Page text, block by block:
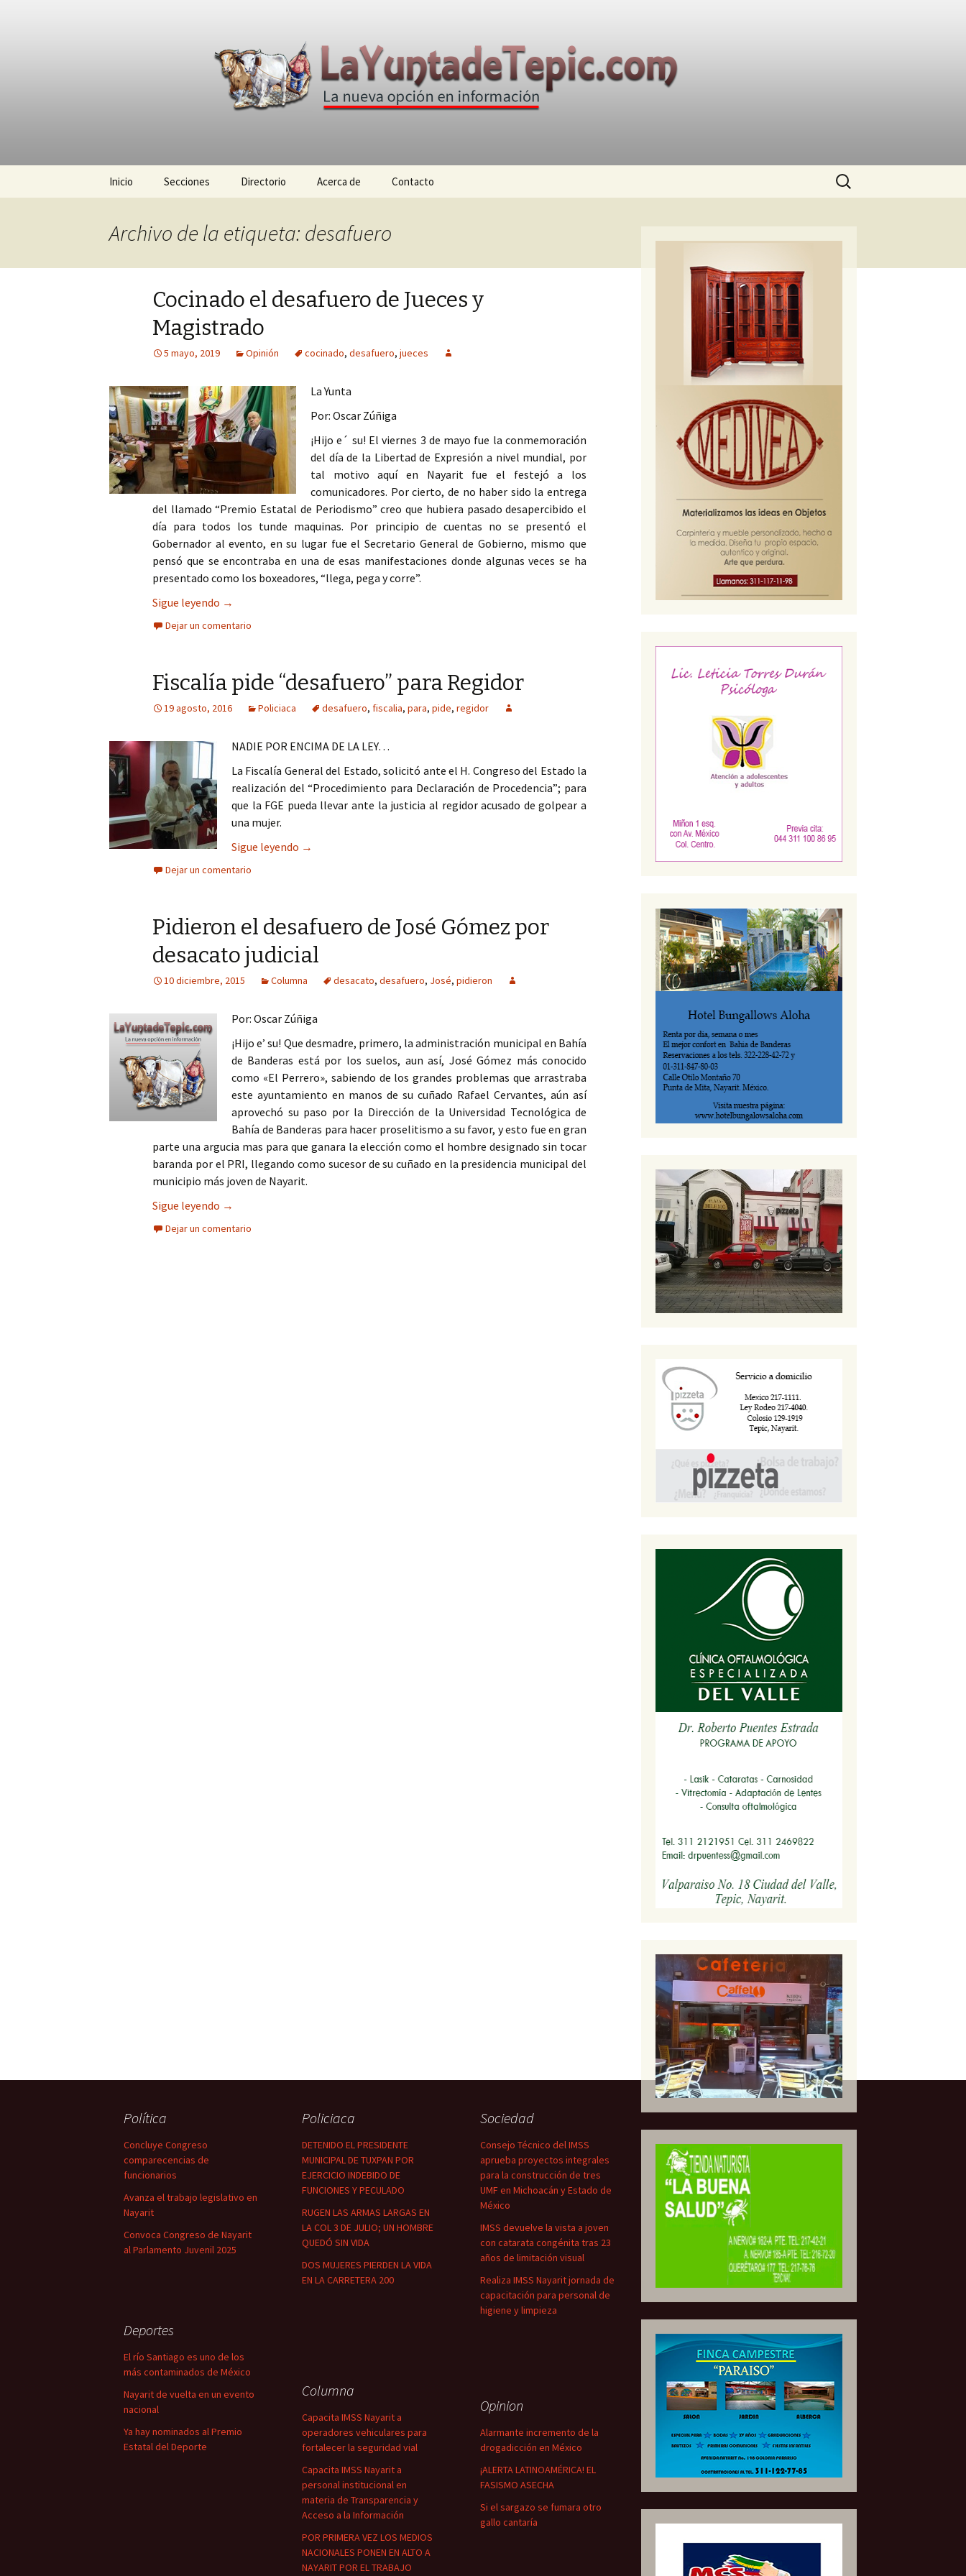
La Yunta de Tepic
Inicio Secciones
Deportes
Columna
Directorio Acerca de Contacto
Buscar:
Archivo de la etiqueta: desafuero
Cocinado el desafuero de Jueces y
Magistrado
5 mayo, 2019 Opinión cocinado, desafuero, jueces
La Yunta
Por: Oscar Zúñiga
¡Hijo e´ su! El viernes 3 de mayo fue la conmemoración
del día de la Libertad de Expresión a nivel mundial, por
tal motivo aquí en Nayarit fue el festejó a los
comunicadores. Por cierto, de no haber sido la entrega
del llamado “Premio Estatal de Periodismo” creo que hubiera pasado desapercibido el
día para todos los tunde maquinas. Por principio de cuentas no se presentó el
Gobernador al evento, en su lugar fue el Secretario General de Gobierno, mismo que
pensó que se encontraba en una de esas manifestaciones donde algunas veces se ha
presentado como los boxeadores, “llega, pega y corre”.
Sigue leyendo Cocinado el desafuero de Jueces y Magistrado
→
Dejar un comentario
Fiscalía pide “desafuero” para Regidor
19 agosto, 2016 Policiaca desafuero, fiscalia, para, pide, regidor
NADIE POR ENCIMA DE LA LEY…
La Fiscalía General del Estado, solicitó ante el H. Congreso del Estado la
realización del “Procedimiento para Declaración de Procedencia”; para
que la FGE pueda llevar ante la justicia al regidor acusado de golpear a
una mujer.
Sigue leyendo Fiscalía pide “desafuero” para Regidor
→
Dejar un comentario
Pidieron el desafuero de José Gómez por
desacato judicial
10 diciembre, 2015 Columna desacato, desafuero, José, pidieron
Por: Oscar Zúñiga
¡Hijo e’ su! Que desmadre, primero, la administración municipal en Bahía
de Banderas está por los suelos, aun así, José Gómez más conocido
como «El Perrero», sabiendo de los grandes problemas que arrastraba
este ayuntamiento en manos de su cuñado Rafael Cervantes, aún así
aprovechó su paso por la Dirección de la Universidad Tecnológica de
Bahía de Banderas para hacer proselitismo a su favor, y esto fue en gran
parte una argucia mas para que ganara la elección como el hombre designado sin tocar
baranda por el PRI, llegando como sucesor de su cuñado en la presidencia municipal del
municipio más joven de Nayarit.
Sigue leyendo Pidieron el desafuero de José Gómez por desacato judicial
→
Dejar un comentario
Política
Concluye Congreso
comparecencias de
funcionarios
Avanza el trabajo legislativo en
Nayarit
Convoca Congreso de Nayarit
al Parlamento Juvenil 2025
Policiaca
DETENIDO EL PRESIDENTE
MUNICIPAL DE TUXPAN POR
EJERCICIO INDEBIDO DE
FUNCIONES Y PECULADO
RUGEN LAS ARMAS LARGAS EN
LA COL 3 DE JULIO; UN HOMBRE
QUEDÓ SIN VIDA
DOS MUJERES PIERDEN LA VIDA
EN LA CARRETERA 200
Sociedad
Consejo Técnico del IMSS
aprueba proyectos integrales
para la construcción de tres
UMF en Michoacán y Estado de
México
IMSS devuelve la vista a joven
con catarata congénita tras 23
años de limitación visual
Realiza IMSS Nayarit jornada de
capacitación para personal de
higiene y limpieza
Deportes
El río Santiago es uno de los
más contaminados de México
Nayarit de vuelta en un evento
nacional
Ya hay nominados al Premio
Estatal del Deporte
Columna
Capacita IMSS Nayarit a
operadores vehiculares para
fortalecer la seguridad vial
Capacita IMSS Nayarit a
personal institucional en
materia de Transparencia y
Acceso a la Información
POR PRIMERA VEZ LOS MEDIOS
NACIONALES PONEN EN ALTO A
NAYARIT POR EL TRABAJO
Opinion
Alarmante incremento de la
drogadicción en México
¡ALERTA LATINOAMÉRICA! EL
FASISMO ASECHA
Si el sargazo se fumara otro
gallo cantaría